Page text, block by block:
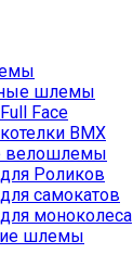
шлемы
Face
BMX
велошлемы
Роликов
самокатов
моноколеса
шлемы